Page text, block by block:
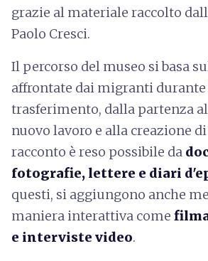
grazie al materiale raccolto
Paolo Cresci.
Il percorso del museo si basa
affrontate dai migranti durante
trasferimento, dalla partenza
nuovo lavoro e alla creazione
racconto è reso possibile da
fotografie, lettere e diari
questi, si aggiungono anche
maniera interattiva come
e interviste video.